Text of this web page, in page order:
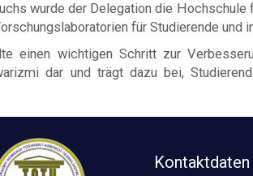
wurde der Delegation die
für Studierende und
einen wichtigen Schritt zur
dar und trägt dazu bei,
Kontaktdaten